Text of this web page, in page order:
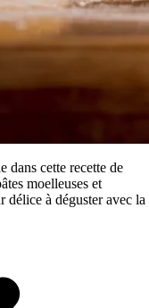
dans cette recette de
moelleuses et
délice à déguster avec la